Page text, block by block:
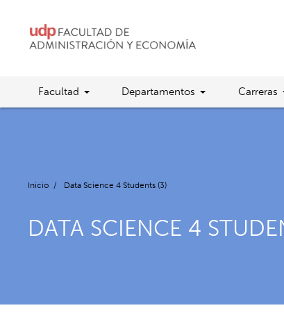
Facultad Departamentos Carreras
Inicio / Data Science 4 Students (3)
DATA SCIENCE 4